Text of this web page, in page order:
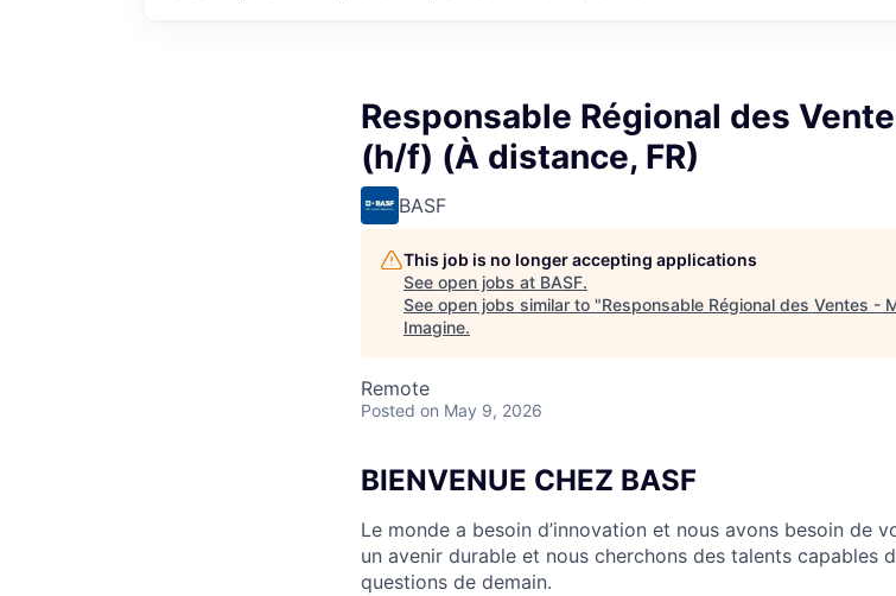
Responsable Régional des
(h/f) (À distance, FR)
BASF
This job is no longer accepting applications
See open jobs at BASF.
See open jobs similar to "Responsable Régional des Ventes -
Imagine.
Remote
Posted on May 9, 2026
BIENVENUE CHEZ BASF
Le monde a besoin d’innovation et nous avons besoin de
un avenir durable et nous cherchons des talents capables
questions de demain.